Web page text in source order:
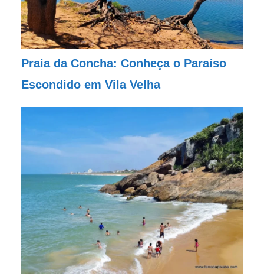
Praia da Concha: Conheça o Paraíso
Escondido em Vila Velha